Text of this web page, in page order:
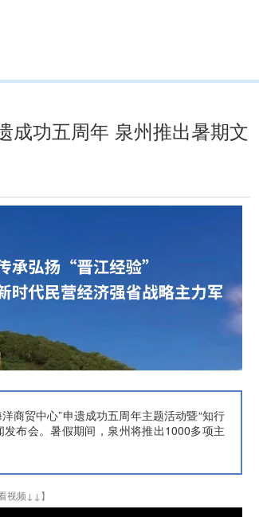
成功五周年 泉州推出暑期文
商贸中心”申遗成功五周年主题活动暨“知行
布会。暑假期间，泉州将推出1000多项主
视频↓↓】